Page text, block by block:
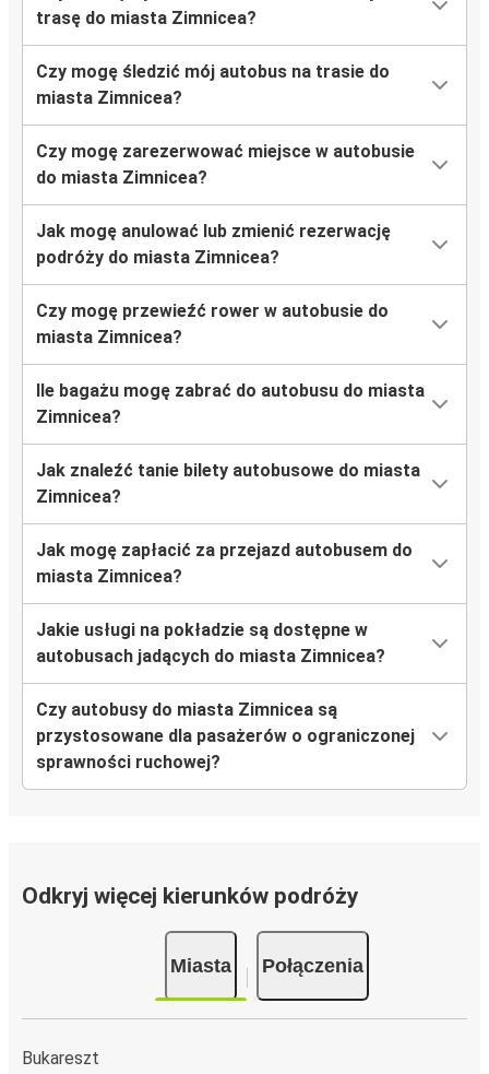
trasę do miasta Zimnicea?
Czy mogę śledzić mój autobus na trasie do
miasta Zimnicea?
Czy mogę zarezerwować miejsce w autobusie
do miasta Zimnicea?
Jak mogę anulować lub zmienić rezerwację
podróży do miasta Zimnicea?
Czy mogę przewieźć rower w autobusie do
miasta Zimnicea?
Ile bagażu mogę zabrać do autobusu do miasta
Zimnicea?
Jak znaleźć tanie bilety autobusowe do miasta
Zimnicea?
Jak mogę zapłacić za przejazd autobusem do
miasta Zimnicea?
Jakie usługi na pokładzie są dostępne w
autobusach jadących do miasta Zimnicea?
Czy autobusy do miasta Zimnicea są
przystosowane dla pasażerów o ograniczonej
sprawności ruchowej?
Odkryj więcej kierunków podróży
Miasta Połączenia
Bukareszt